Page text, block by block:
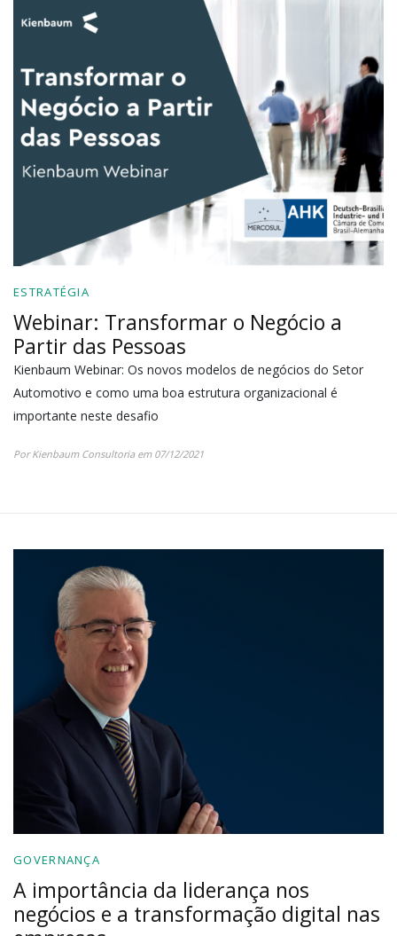
ESTRATÉGIA
Webinar: Transformar o Negócio a
Partir das Pessoas
Kienbaum Webinar: Os novos modelos de negócios do Setor
Automotivo e como uma boa estrutura organizacional é
importante neste desafio
Por Kienbaum Consultoria em 07/12/2021
GOVERNANÇA
A importância da liderança nos
negócios e a transformação digital nas